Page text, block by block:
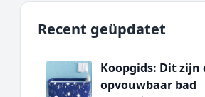
Recent geüpdatet
Koopgids: Dit zijn
opvouwbaar bad